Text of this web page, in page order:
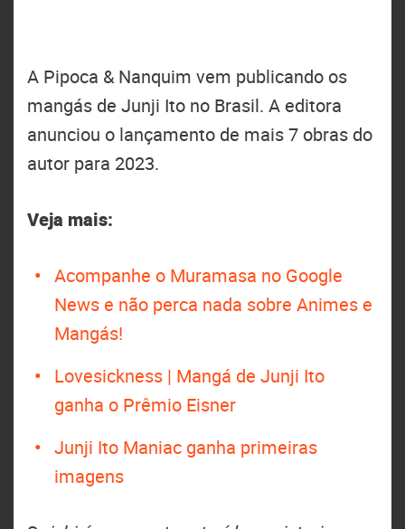
A Pipoca & Nanquim vem publicando os
mangás de Junji Ito no Brasil. A editora
anunciou o lançamento de mais 7 obras do
autor para 2023.
Veja mais:
Acompanhe o Muramasa no Google
News e não perca nada sobre Animes e
Mangás!
Lovesickness | Mangá de Junji Ito
ganha o Prêmio Eisner
Junji Ito Maniac ganha primeiras
imagens